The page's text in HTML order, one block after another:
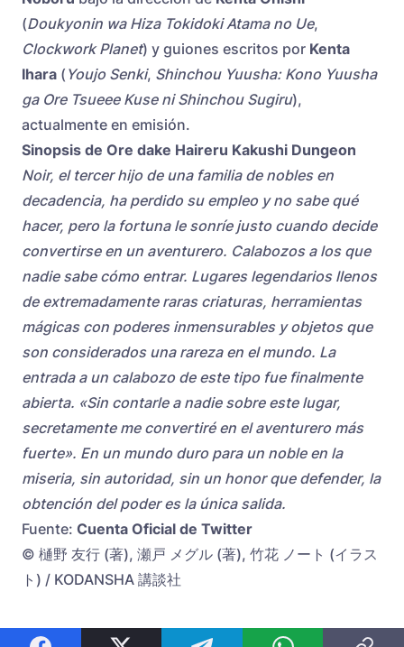
(Doukyonin wa Hiza Tokidoki Atama no Ue,
Clockwork Planet) y guiones escritos por Kenta
Ihara ( Youjo Senki, Shinchou Yuusha: Kono Yuusha
ga Ore Tsueee Kuse ni Shinchou Sugiru),
actualmente en emisión.
Sinopsis de Ore dake Haireru Kakushi Dungeon
Noir, el tercer hijo de una familia de nobles en
decadencia, ha perdido su empleo y no sabe qué
hacer, pero la fortuna le sonríe justo cuando decide
convertirse en un aventurero. Calabozos a los que
nadie sabe cómo entrar. Lugares legendarios llenos
de extremadamente raras criaturas, herramientas
mágicas con poderes inmensurables y objetos que
son considerados una rareza en el mundo. La
entrada a un calabozo de este tipo fue finalmente
abierta. «Sin contarle a nadie sobre este lugar,
secretamente me convertiré en el aventurero más
fuerte». En un mundo duro para un noble en la
miseria, sin autoridad, sin un honor que defender, la
obtención del poder es la única salida.
Fuente: Cuenta Oficial de Twitter
© 樋野 友行 (著), 瀬戸 メグル (著), 竹花 ノート (イラス
ト) / KODANSHA 講談社